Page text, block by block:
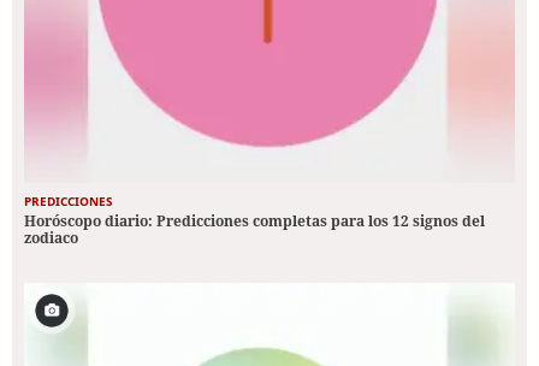
PREDICCIONES
Horóscopo diario: Predicciones completas para los 12 signos del
zodiaco